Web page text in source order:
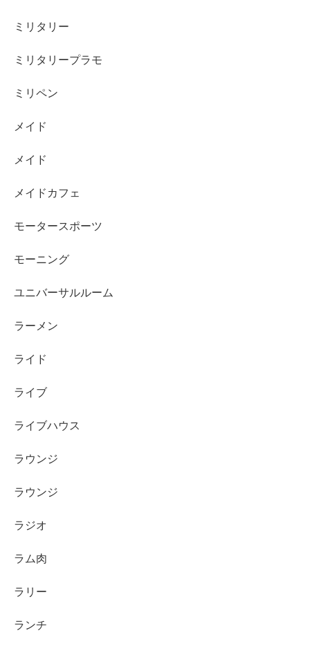
ミリタリー
ミリタリープラモ
ミリペン
メイド
メイド
メイドカフェ
モータースポーツ
モーニング
ユニバーサルルーム
ラーメン
ライド
ライブ
ライブハウス
ラウンジ
ラウンジ
ラジオ
ラム肉
ラリー
ランチ